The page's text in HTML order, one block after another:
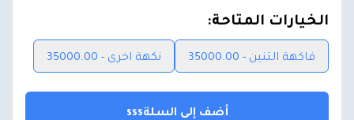
الخيارات المتاحة:
فاكهة التنين - 35000.00 نكهة اخرى - 35000.00
أضف إلى السلةsss